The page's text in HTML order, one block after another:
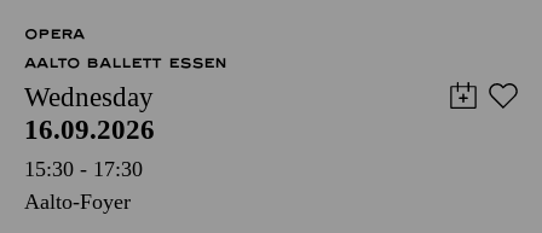
OPERA
AALTO BALLETT ESSEN
Wednesday
16.09.2026
15:30 - 17:30
Aalto-Foyer